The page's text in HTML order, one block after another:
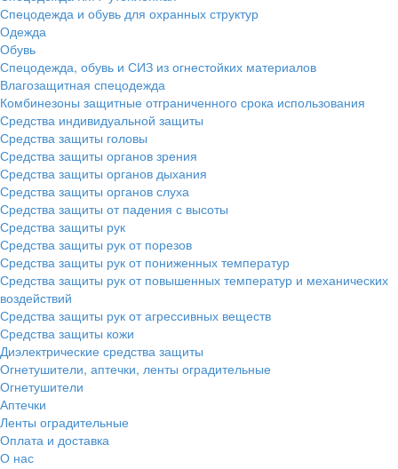
Спецодежда и обувь для охранных структур
Одежда
Обувь
Спецодежда, обувь и СИЗ из огнестойких материалов
Влагозащитная спецодежда
Комбинезоны защитные отграниченного срока использования
Средства индивидуальной защиты
Средства защиты головы
Средства защиты органов зрения
Средства защиты органов дыхания
Средства защиты органов слуха
Средства защиты от падения с высоты
Средства защиты рук
Средства защиты рук от порезов
Средства защиты рук от пониженных температур
Средства защиты рук от повышенных температур и механических
воздействий
Средства защиты рук от агрессивных веществ
Средства защиты кожи
Диэлектрические средства защиты
Огнетушители, аптечки, ленты оградительные
Огнетушители
Аптечки
Ленты оградительные
Оплата и доставка
О нас